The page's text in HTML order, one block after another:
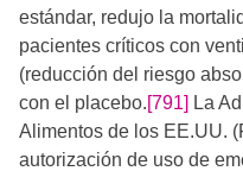
estándar, redujo la
pacientes críticos con
(reducción del riesgo
con el placebo.[791] La
Alimentos de los EE.UU.
autorización de uso de